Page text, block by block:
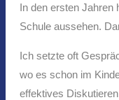
In den ersten Jahren
Schule aussehen.
Ich setzte oft
wo es schon im
effektives